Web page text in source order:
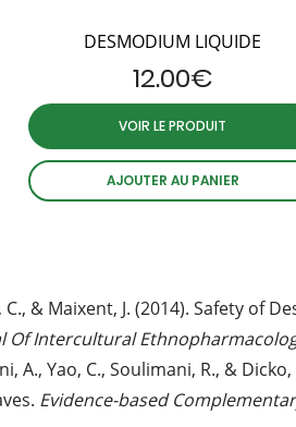
DESMODIUM LIQUIDE
12.00€
VOIR LE PRODUIT
AJOUTER AU PANIER
C., & Maixent, J. (2014). Safety
Of Intercultural
A., Yao, C., Soulimani, R., &
Evidence-based